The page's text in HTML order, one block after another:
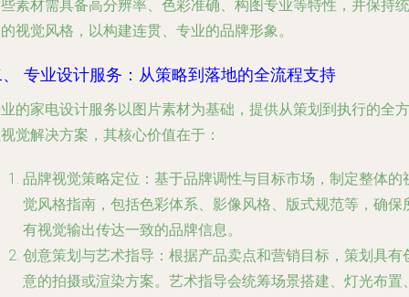
素材需具备高分辨率、色彩准确、构图专业等特性，并保持统
视觉风格，以构建连贯、专业的品牌形象。
专业设计服务：从策略到落地的全流程支持
的家电设计服务以图片素材为基础，提供从策划到执行的全方
觉解决方案，其核心价值在于：
品牌视觉策略定位 ：基于品牌调性与目标市场，制定整体的
觉风格指南，包括色彩体系、影像风格、版式规范等，确保
有视觉输出传达一致的品牌信息。
创意策划与艺术指导 ：根据产品卖点和营销目标，策划具有
意的拍摄或渲染方案。艺术指导会统筹场景搭建、灯光布置